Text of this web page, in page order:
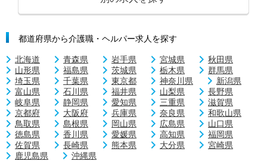
都道府県から介護職・ヘルパー求人を探す
北海道 青森県 岩手県 宮城県
秋田県
山形県
福島県 茨城県 栃木県
群馬県
埼玉県
千葉県 東京都 神奈川県
新潟県
富山県
石川県 福井県 山梨県
長野県
岐阜県
静岡県 愛知県 三重県
滋賀県
京都府
大阪府 兵庫県 奈良県
和歌山県
鳥取県
島根県 岡山県 広島県
山口県
徳島県
香川県 愛媛県 高知県
福岡県
佐賀県
長崎県 熊本県 大分県
宮崎県
鹿児島県
沖縄県